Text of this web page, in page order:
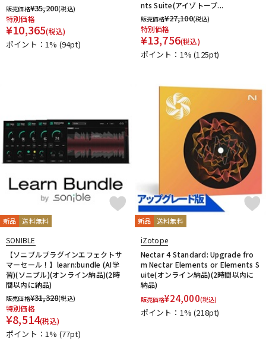
販売価格¥35,200(税込)
特別価格
¥10,365(税込)
ポイント：1% (94pt)
nts Suite(アイゾトープ...
販売価格¥27,100(税込)
特別価格
¥13,756(税込)
ポイント：1%(125pt)
新品 送料無料
SONIBLE
【ソニブルプラグインエフェクトサ
マーセール！】learn:bundle (AI学
習)(ソニブル)(オンライン納品)(2時
間以内に納品)
販売価格¥31,328(税込)
特別価格
¥8,514(税込)
ポイント：1% (77pt)
新品 送料無料
iZotope
Nectar 4 Standard: Upgrade fro
m Nectar Elements or Elements S
uite(オンライン納品)(2時間以内に
納品)
販売価格¥24,000(税込)
ポイント：1%(218pt)